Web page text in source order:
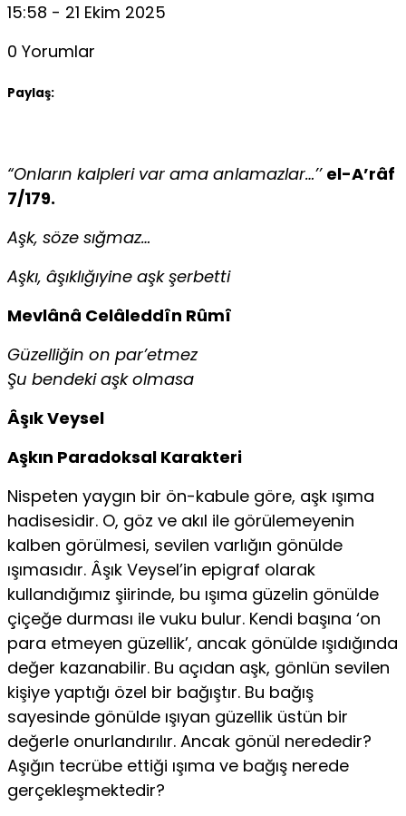
15:58 - 21 Ekim 2025
0 Yorumlar
Paylaş:
“Onların kalpleri var ama anlamazlar…’’ el-A’râf
7/179.
Aşk, söze sığmaz…
Aşkı, âşıklığıyine aşk şerbetti
Mevlânâ Celâleddîn Rûmî
Güzelliğin on par’etmez
Şu bendeki aşk olmasa
Âşık Veysel
Aşkın Paradoksal Karakteri
Nispeten yaygın bir ön-kabule göre, aşk ışıma
hadisesidir. O, göz ve akıl ile görülemeyenin
kalben görülmesi, sevilen varlığın gönülde
ışımasıdır. Âşık Veysel’in epigraf olarak
kullandığımız şiirinde, bu ışıma güzelin gönülde
çiçeğe durması ile vuku bulur. Kendi başına ‘on
para etmeyen güzellik’, ancak gönülde ışıdığında
değer kazanabilir. Bu açıdan aşk, gönlün sevilen
kişiye yaptığı özel bir bağıştır. Bu bağış
sayesinde gö­nülde ışıyan güzellik üstün bir
değerle onurlandırılır. Ancak gönül ne­rededir?
Aşığın tecrübe ettiği ışıma ve bağış nerede
gerçekleşmektedir?